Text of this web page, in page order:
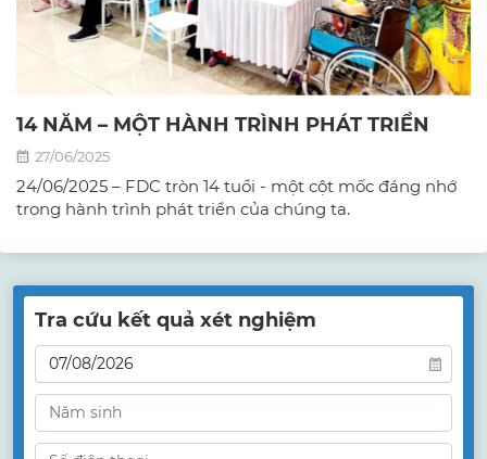
14 NĂM – MỘT HÀNH TRÌNH PHÁT TRIỂN
27/06/2025
24/06/2025 – FDC tròn 14 tuổi - một cột mốc đáng nhớ
trong hành trình phát triển của chúng ta.
Tra cứu kết quả xét nghiệm